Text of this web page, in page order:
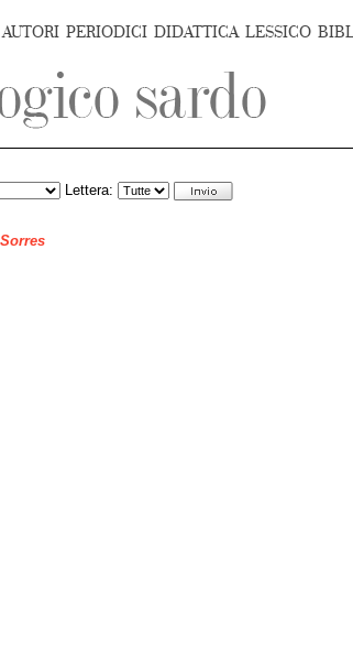
AUTORI PERIODICI DIDATTICA LESSICO
Lettera: